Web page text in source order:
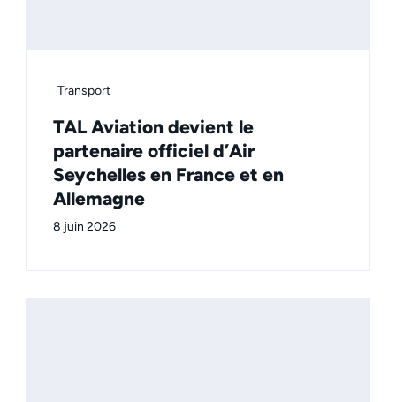
Transport
TAL Aviation devient le
partenaire officiel d’Air
Seychelles en France et en
Allemagne
8 juin 2026